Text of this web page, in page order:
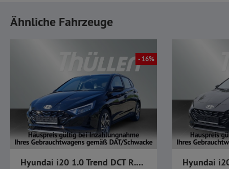
Ähnliche Fahrzeuge
- 16%
Hyundai i20 1.0 Trend DCT R.Kamera CarPlay Sitzheizung